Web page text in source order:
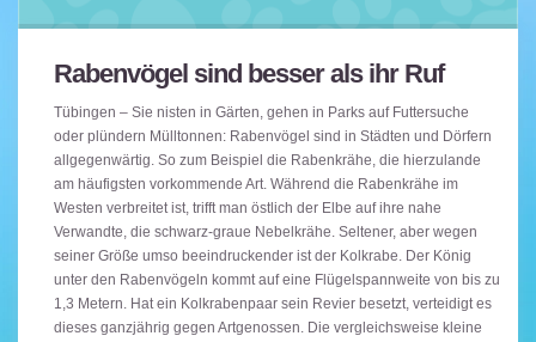
Rabenvögel sind besser als ihr Ruf
Tübingen – Sie nisten in Gärten, gehen in Parks auf Futtersuche
oder plündern Mülltonnen: Rabenvögel sind in Städten und Dörfern
allgegenwärtig. So zum Beispiel die Rabenkrähe, die hierzulande
am häufigsten vorkommende Art. Während die Rabenkrähe im
Westen verbreitet ist, trifft man östlich der Elbe auf ihre nahe
Verwandte, die schwarz-graue Nebelkrähe. Seltener, aber wegen
seiner Größe umso beeindruckender ist der Kolkrabe. Der König
unter den Rabenvögeln kommt auf eine Flügelspannweite von bis zu
1,3 Metern. Hat ein Kolkrabenpaar sein Revier besetzt, verteidigt es
dieses ganzjährig gegen Artgenossen. Die vergleichsweise kleine